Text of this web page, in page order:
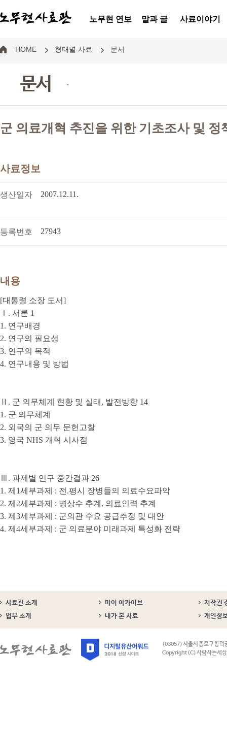
노무현 연보 말과 글 사료이야기
HOME 형태별 사료 문서
문서 .
군 의료개혁 추진을 위한 기초조사 및
사료정보
생산일자 2007.12.11.
등록번호 27943
내용
[대통령 소장 도서]
Ⅰ. 서론 1
1. 연구배경
2. 연구의 필요성
3. 연구의 목적
4. 연구내용 및 방법
Ⅱ. 군 의무체계 현황 및 실태, 발전방향 14
1. 군 의무체계
2. 외국의 군 의무 문헌고찰
3. 영국 NHS 개혁 시사점
Ⅲ. 과제별 연구 중간결과 26
1. 제1세부과제 : 전.평시 장병들의 의료수요파악
2. 제2세부과제 : 병상수 추계, 의료인력 추계
3. 제3세부과제 : 군의관 수요 공급추정 및 대안
4. 제4세부과제 : 군 의료분야 미래과제 특성화 전략
사료관 소개 마이 아카이브
저작권
업무 소개
내가 본 사료 개인정
(03057) 서울시 종로구 창덕
Copyright (C) 사람사는세